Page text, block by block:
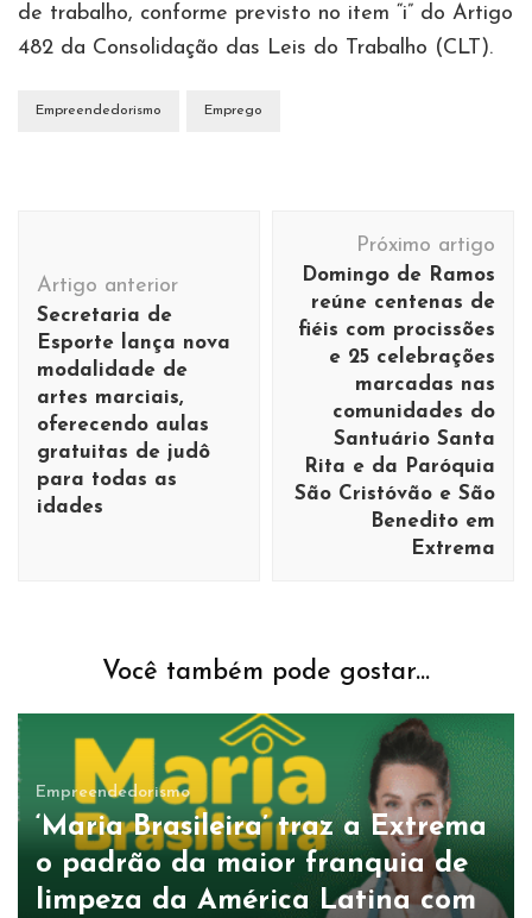
de trabalho, conforme previsto no item “i” do Artigo
482 da Consolidação das Leis do Trabalho (CLT).
Empreendedorismo Emprego
post
Artigo anterior
Secretaria de
Esporte lança nova
modalidade de
artes marciais,
oferecendo aulas
gratuitas de judô
para todas as
idades
Próximo artigo
Domingo de Ramos
reúne centenas de
fiéis com procissões
e 25 celebrações
marcadas nas
comunidades do
Santuário Santa
Rita e da Paróquia
São Cristóvão e São
Benedito em
Extrema
Você também pode gostar...
Empreendedorismo
‘Maria Brasileira’ traz a Extrema
o padrão da maior franquia de
limpeza da América Latina com